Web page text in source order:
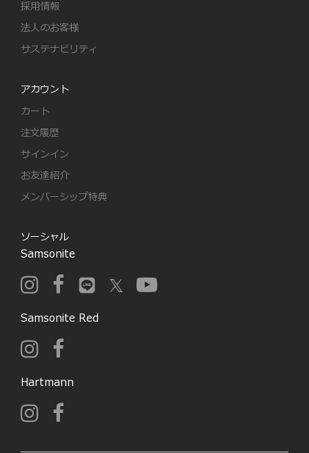
採用情報
法人のお客様
サステナビリティ
アカウント
カート
注文履歴
サインイン
お友達紹介
メンバーシップ特典
ソーシャル
Samsonite
Samsonite Red
Hartmann